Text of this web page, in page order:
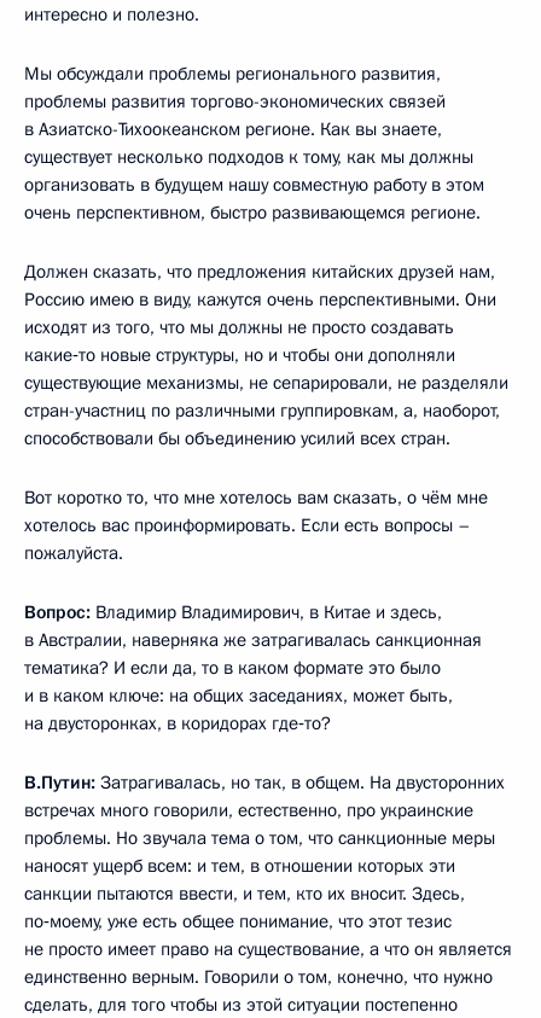
интересно и полезно.
Мы обсуждали проблемы регионального развития,
проблемы развития торгово-экономических связей
в Азиатско-Тихоокеанском регионе. Как вы знаете,
существует несколько подходов к тому, как мы должны
организовать в будущем нашу совместную работу в этом
очень перспективном, быстро развивающемся регионе.
Должен сказать, что предложения китайских друзей нам,
Россию имею в виду, кажутся очень перспективными. Они
исходят из того, что мы должны не просто создавать
какие‑то новые структуры, но и чтобы они дополняли
существующие механизмы, не сепарировали, не разделяли
стран-участниц по различными группировкам, а, наоборот,
способствовали бы объединению усилий всех стран.
Вот коротко то, что мне хотелось вам сказать, о чём мне
хотелось вас проинформировать. Если есть вопросы –
пожалуйста.
Вопрос: Владимир Владимирович, в Китае и здесь,
в Австралии, наверняка же затрагивалась санкционная
тематика? И если да, то в каком формате это было
и в каком ключе: на общих заседаниях, может быть,
на двусторонках, в коридорах где‑то?
В.Путин: Затрагивалась, но так, в общем. На двусторонних
встречах много говорили, естественно, про украинские
проблемы. Но звучала тема о том, что санкционные меры
наносят ущерб всем: и тем, в отношении которых эти
санкции пытаются ввести, и тем, кто их вносит. Здесь,
по‑моему, уже есть общее понимание, что этот тезис
не просто имеет право на существование, а что он является
единственно верным. Говорили о том, конечно, что нужно
сделать, для того чтобы из этой ситуации постепенно